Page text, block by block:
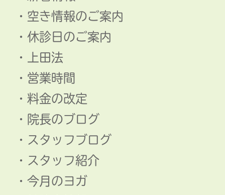
空き情報のご案内
休診日のご案内
上田法
営業時間
料金の改定
院長のブログ
スタッフブログ
スタッフ紹介
今月のヨガ